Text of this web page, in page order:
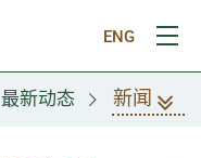
ENG
打
最新动态 新闻